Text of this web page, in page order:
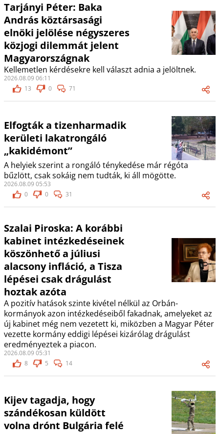
Tarjányi Péter: Baka
András köztársasági
elnöki jelölése négyszeres
közjogi dilemmát jelent
Magyarországnak
Kellemetlen kérdésekre kell választ adnia a jelöltnek.
2026.08.09 06:11
13
0 71
Elfogták a tizenharmadik
kerületi lakatrongáló
„kakidémont”
A helyiek szerint a rongáló ténykedése már régóta
bűzlött, csak sokáig nem tudták, ki áll mögötte.
2026.08.09 05:53
0
0 31
Szalai Piroska: A korábbi
kabinet intézkedéseinek
köszönhető a júliusi
alacsony infláció, a Tisza
lépései csak drágulást
hoztak azóta
A pozitív hatások szinte kivétel nélkül az Orbán-
kormányok azon intézkedéseiből fakadnak, amelyeket az
új kabinet még nem vezetett ki, miközben a Magyar Péter
vezette kormány eddigi lépései kizárólag drágulást
eredményeztek a piacon.
2026.08.09 05:31
8
5 14
Kijev tagadja, hogy
szándékosan küldött
volna drónt Bulgária felé